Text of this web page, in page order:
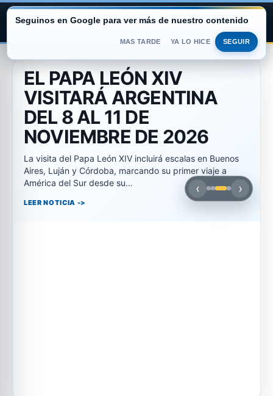
contenido
ARGENTINA PORTAL
EL PAPA LEÓN XIV
VISITARÁ ARGENTINA
DEL 8 AL 11 DE
NOVIEMBRE DE 2026
La visita del Papa León XIV incluirá escalas en Buenos
Aires, Luján y Córdoba, marcando su primer viaje a
América del Sur desde su…
LEER NOTICIA
‹ ›
Seguinos en Google para ver más de nuestro contenido
MAS TARDE YA LO HICE SEGUIR